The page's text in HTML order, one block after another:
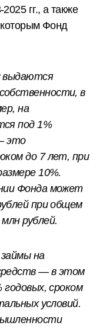
гг., а также
которым Фонд
выдаются
в
на
под 1%
это
до 7 лет, при
10%.
Фонда может
при общем
рублей.
на
— в этом
сроком
условий.